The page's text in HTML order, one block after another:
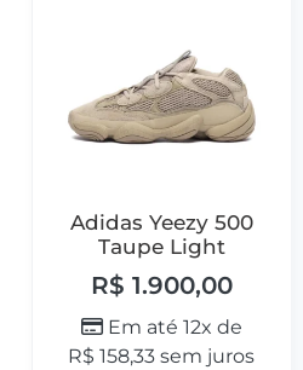
Adidas Yeezy 500
Taupe Light
R$ 1.900,00
Em até 12x de
R$ 158,33 sem juros